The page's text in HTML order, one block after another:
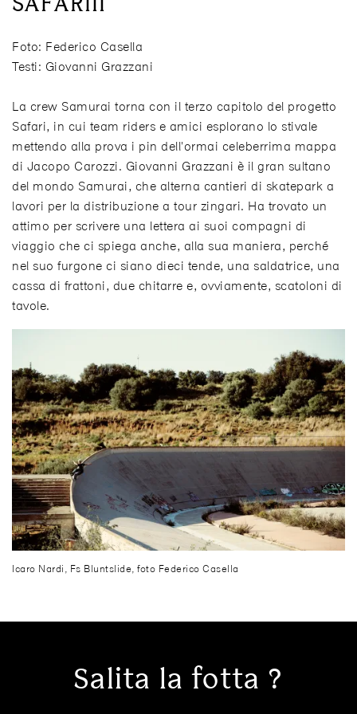
SAFARIII
Foto: Federico Casella
Testi: Giovanni Grazzani
La crew Samurai torna con il terzo capitolo del progetto
Safari, in cui team riders e amici esplorano lo stivale
mettendo alla prova i pin dell'ormai celeberrima mappa
di Jacopo Carozzi. Giovanni Grazzani è il gran sultano
del mondo Samurai, che alterna cantieri di skatepark a
lavori per la distribuzione a tour zingari. Ha trovato un
attimo per scrivere una lettera ai suoi compagni di
viaggio che ci spiega anche, alla sua maniera, perché
nel suo furgone ci siano dieci tende, una saldatrice, una
cassa di frattoni, due chitarre e, ovviamente, scatoloni di
tavole.
Icaro Nardi, Fs Bluntslide, foto Federico Casella
Salita la fotta ?